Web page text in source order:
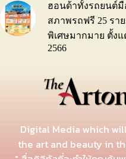
ฮอนด้าทั้งรถยนต์
สภาพรถฟรี 25 รา
พิเศษมากมาย ตั้งแ
2566
Digital Media which
the art and beauty in